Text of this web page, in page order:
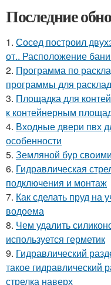
Последние
1. Сосед построил
от.. Расположение
2. Программа по
программы для
3. Площадка для
к контейнерным
4. Входные двери пвх
особенности
5. Земляной бур
6. Гидравлическая
подключения и монтаж
7. Как сделать пруд на
водоема
8. Чем удалить
используется герметик
9. Гидравлический
такое гидравлический
стрелка наверх